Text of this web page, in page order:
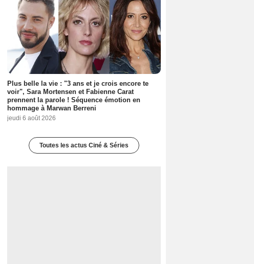
Plus belle la vie : "3 ans et je crois encore te
voir", Sara Mortensen et Fabienne Carat
prennent la parole ! Séquence émotion en
hommage à Marwan Berreni
jeudi 6 août 2026
Toutes les actus Ciné & Séries